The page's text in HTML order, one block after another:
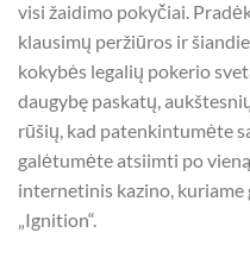
visi žaidimo pokyčiai.
klausimų peržiūros ir
kokybės legalių pokerio
daugybę paskatų,
rūšių, kad patenkintumėte
galėtumėte atsiimti po
internetinis kazino, kuriame
„Ignition“.